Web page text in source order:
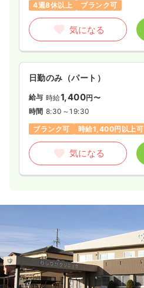
4週8休以上
ブランク可
気になる
日勤のみ（パート）
給与 時給1,400円〜
時間 8:30～19:30
ブランク可
時給1,400円以上可
気になる